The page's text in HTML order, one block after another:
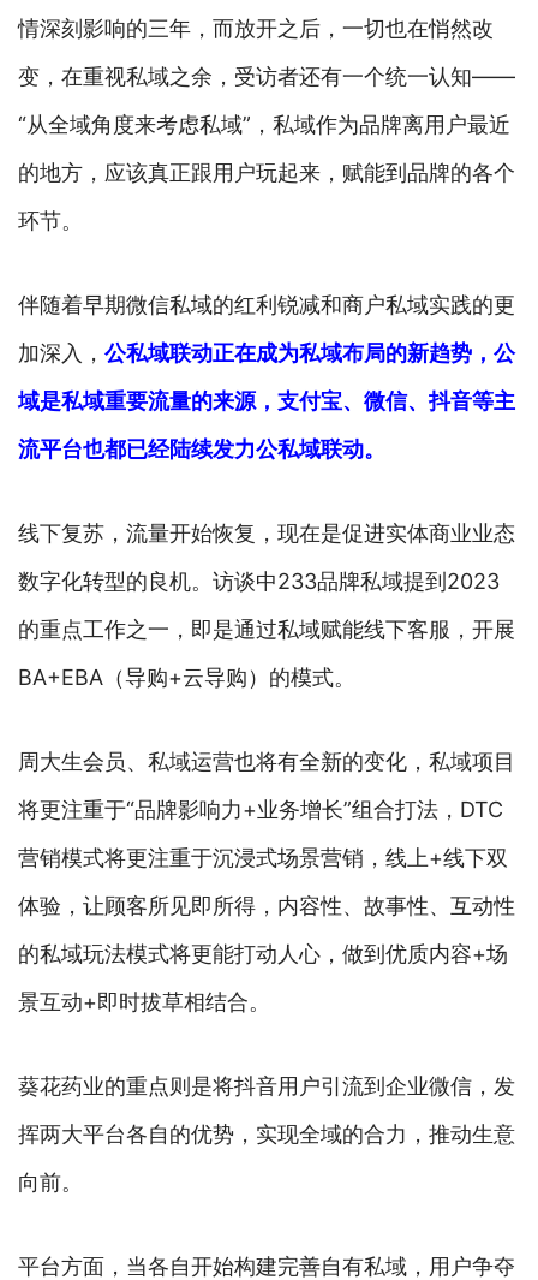
情深刻影响的三年，而放开之后，一切也在悄然改
变，在重视私域之余，受访者还有一个统一认知——
“从全域角度来考虑私域”，私域作为品牌离用户最近
的地方，应该真正跟用户玩起来，赋能到品牌的各个
环节。
伴随着早期微信私域的红利锐减和商户私域实践的更
加深入， 公私域联动正在成为私域布局的新趋势，公
域是私域重要流量的来源，支付宝、微信、抖音等主
流平台也都已经陆续发力公私域联动。
线下复苏，流量开始恢复，现在是促进实体商业业态
数字化转型的良机。访谈中233品牌私域提到2023
的重点工作之一，即是通过私域赋能线下客服，开展
BA+EBA（导购+云导购）的模式。
周大生会员、私域运营也将有全新的变化，私域项目
将更注重于“品牌影响力+业务增长”组合打法，DTC
营销模式将更注重于沉浸式场景营销，线上+线下双
体验，让顾客所见即所得，内容性、故事性、互动性
的私域玩法模式将更能打动人心，做到优质内容+场
景互动+即时拔草相结合。
葵花药业的重点则是将抖音用户引流到企业微信，发
挥两大平台各自的优势，实现全域的合力，推动生意
向前。
平台方面，当各自开始构建完善自有私域，用户争夺